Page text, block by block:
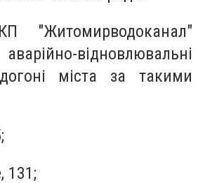
"Житомирводоканал"
відновлювальні
міста за такими
131;